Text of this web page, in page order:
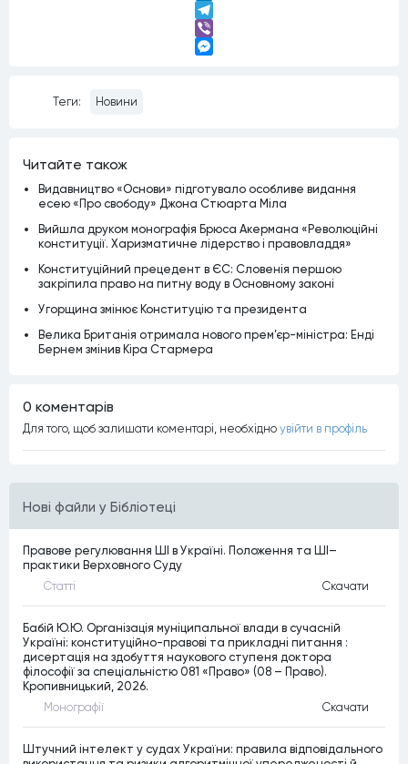
Нові файли у Бібліотеці
Правове регулювання ШІ в Україні. Положення та ШІ–
практики Верховного Суду
Статтi Скачати
Бабій Ю.Ю. Організація муніципальної влади в сучасній
Україні: конституційно-правові та прикладні питання :
дисертація на здобуття наукового ступеня доктора
філософії за спеціальністю 081 «Право» (08 – Право).
Кропивницький, 2026.
Монографiї Скачати
Штучний інтелект у судах України: правила відповідального
LinkedIn
Telegram
Viber
Теги: Новини
Читайте також
Видавництво «Основи» підготувало особливе видання
есею «Про свободу» Джона Стюарта Міла
Вийшла друком монографія Брюса Акермана «Революційні
конституції. Харизматичне лідерство і правовладдя»
Конституційний прецедент в ЄС: Словенія першою
закріпила право на питну воду в Основному законі
Угорщина змінює Конституцію та президента
Велика Британія отримала нового прем’єр-міністра: Енді
Бернем змінив Кіра Стармера
0 коментарiв
Для того, щоб залишати коментарi, необхiдно увiйти в профiль